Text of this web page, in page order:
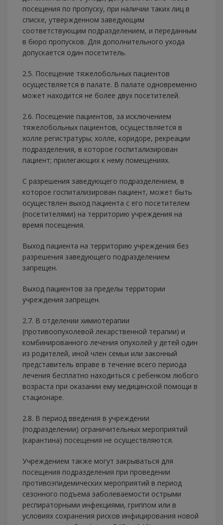
посещения по пропуску, при наличии таких лиц в
списке, утвержденном заведующим
соответствующим подразделением, и переданным
в бюро пропусков. Для дополнительного ухода
допускается один посетитель.
2.5. Посещение тяжелобольных пациентов
осуществляется в палате. В палате одновременно
может находится не более двух посетителей.
2.6. Посещение пациентов, за исключением
тяжелобольных пациентов, осуществляется в
холле регистратуры; холле, коридоре, рекреации
подразделения, в которое госпитализирован
пациент; прилегающих к нему помещениях.
С разрешения заведующего подразделением, в
которое госпитализирован пациент, может быть
осуществлен выход пациента с его посетителем
(посетителями) на территорию учреждения на
время посещения.
Выход пациента на территорию учреждения без
разрешения заведующего подразделением
запрещен.
Выход пациентов за пределы территории
учреждения запрещен.
2.7. В отделении химиотерапии
(противоопухолевой лекарственной терапии) и
комбинированного лечения опухолей у детей один
из родителей, иной член семьи или законный
представитель вправе в течение всего периода
лечения бесплатно находиться с ребенком любого
возраста при оказании ему медицинской помощи в
стационаре.
2.8. В период введения в учреждении
(подразделении) ограничительных мероприятий
(карантина) посещения не осуществляются.
Учреждением также могут закрываться для
посещения подразделения при проведении
противоэпидемических мероприятий в период
сезонного подъема заболеваемости острыми
респираторными инфекциями, гриппом или в
условиях сохранения рисков инфицирования новой